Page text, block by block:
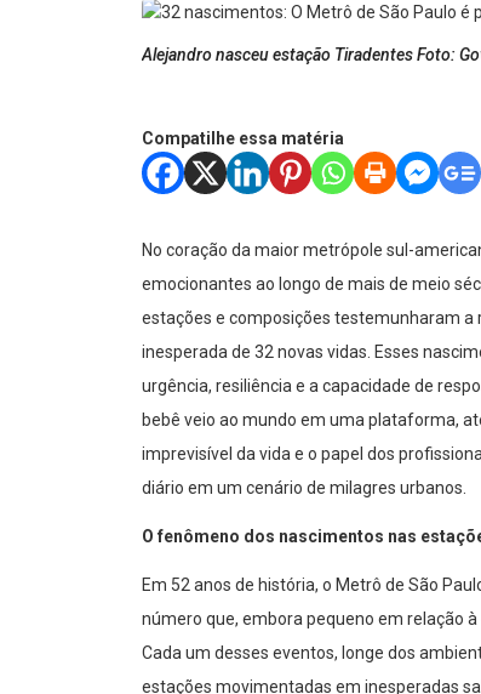
Alejandro nasceu estação Tiradentes Foto:
Compatilhe essa matéria
No coração da maior metrópole sul-
emocionantes ao longo de mais de meio
estações e composições testemunharam a
inesperada de 32 novas vidas. Esses
urgência, resiliência e a capacidade de
bebê veio ao mundo em uma plataforma,
imprevisível da vida e o papel dos
diário em um cenário de milagres urbanos.
O fenômeno dos nascimentos nas
Em 52 anos de história, o Metrô de São
número que, embora pequeno em relação
Cada um desses eventos, longe dos
estações movimentadas em inesperadas